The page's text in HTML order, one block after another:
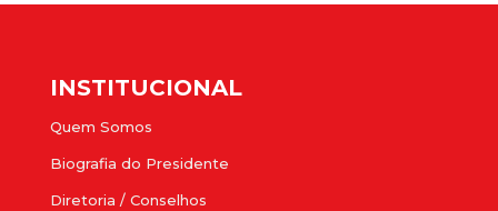
INSTITUCIONAL
Quem Somos
Biografia do Presidente
Diretoria / Conselhos